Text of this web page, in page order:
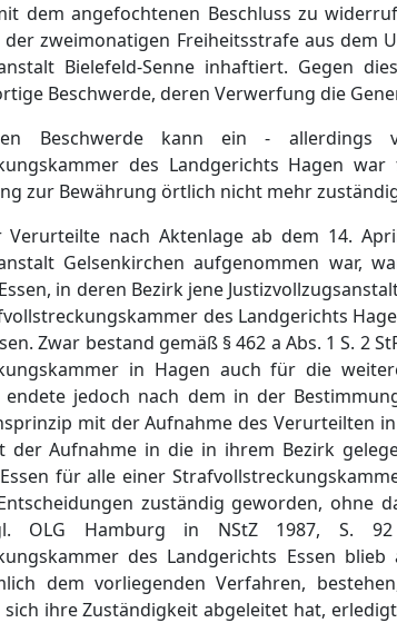
dem angefochtenen Beschluss zu
zweimonatigen Freiheitsstrafe aus dem
Bielefeld-Senne inhaftiert. Gegen
Beschwerde, deren Verwerfung die
Beschwerde kann ein -
des Landgerichts Hagen
zur Bewährung örtlich nicht mehr
Verurteilte nach Aktenlage ab dem 14.
Gelsenkirchen aufgenommen war,
in deren Bezirk jene
des Landgerichts
Zwar bestand gemäß § 462 a Abs. 1 S. 2
in Hagen auch für die
endete jedoch nach dem in der
mit der Aufnahme des Verurteilten
der Aufnahme in die in ihrem Bezirk
für alle einer
zuständig geworden, ohne
OLG Hamburg in NStZ 1987, S.
des Landgerichts Essen
dem vorliegenden Verfahren,
ihre Zuständigkeit abgeleitet hat,